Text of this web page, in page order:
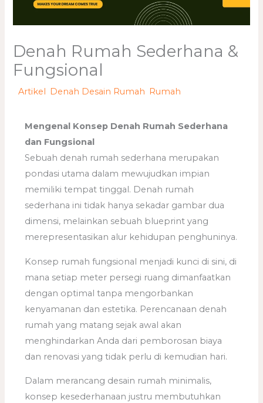
Denah Rumah Sederhana &
Fungsional
/Artikel Denah Desain Rumah Rumah
Mengenal Konsep Denah Rumah Sederhana
dan Fungsional
Sebuah denah rumah sederhana merupakan
pondasi utama dalam mewujudkan impian
memiliki tempat tinggal. Denah rumah
sederhana ini tidak hanya sekadar gambar dua
dimensi, melainkan sebuah blueprint yang
merepresentasikan alur kehidupan penghuninya.
Konsep rumah fungsional menjadi kunci di sini, di
mana setiap meter persegi ruang dimanfaatkan
dengan optimal tanpa mengorbankan
kenyamanan dan estetika. Perencanaan denah
rumah yang matang sejak awal akan
menghindarkan Anda dari pemborosan biaya
dan renovasi yang tidak perlu di kemudian hari.
Dalam merancang desain rumah minimalis,
konsep kesederhanaan justru membutuhkan